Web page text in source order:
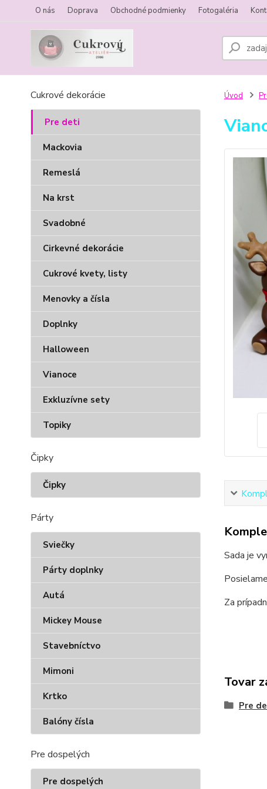
O nás Doprava Obchodné podmienky Fotogaléria
Cukrové dekorácie
Pre deti
Mackovia
Remeslá
Na krst
Svadobné
Cirkevné dekorácie
Cukrové kvety, listy
Menovky a čísla
Doplnky
Halloween
Vianoce
Exkluzívne sety
Topiky
Čipky
Čipky
Párty
Sviečky
Párty doplnky
Autá
Mickey Mouse
Stavebníctvo
Mimoni
Krtko
Balóny čísla
Pre dospelých
Pre dospelých
Úvod
Sada je
Za
Tovar
Pre